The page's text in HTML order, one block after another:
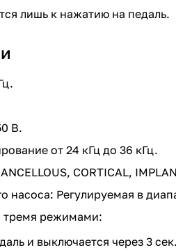
лишь к нажатию на педаль.
В.
от 24 кГц до 36 кГц.
CORTICAL,
насоса: Регулируемая в
тремя режимами:
и выключается через 3 сек.